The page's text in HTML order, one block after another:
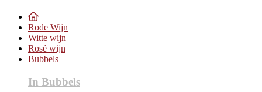
Rode Wijn
Witte wijn
Rosé wijn
Bubbels
In Bubbels